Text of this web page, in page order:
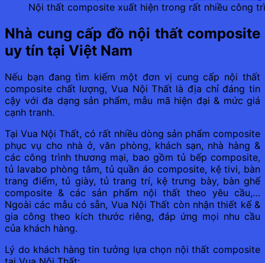
Nội thất composite xuất hiện trong rất nhiều công
Nhà cung cấp đồ nội thất composite
uy tín tại Việt Nam
Nếu bạn đang tìm kiếm một đơn vị cung cấp nội thất
composite chất lượng, Vua Nội Thất là địa chỉ đáng tin
cậy với đa dạng sản phẩm, mẫu mã hiện đại & mức giá
cạnh tranh.
Tại Vua Nội Thất, có rất nhiều dòng sản phẩm composite
phục vụ cho nhà ở, văn phòng, khách sạn, nhà hàng &
các công trình thương mại, bao gồm tủ bếp composite,
tủ lavabo phòng tắm, tủ quần áo composite, kệ tivi, bàn
trang điểm, tủ giày, tủ trang trí, kệ trưng bày, bàn ghế
composite & các sản phẩm nội thất theo yêu cầu,…
Ngoài các mẫu có sẵn, Vua Nội Thất còn nhận thiết kế &
gia công theo kích thước riêng, đáp ứng mọi nhu cầu
của khách hàng.
Lý do khách hàng tin tưởng lựa chọn nội thất composite